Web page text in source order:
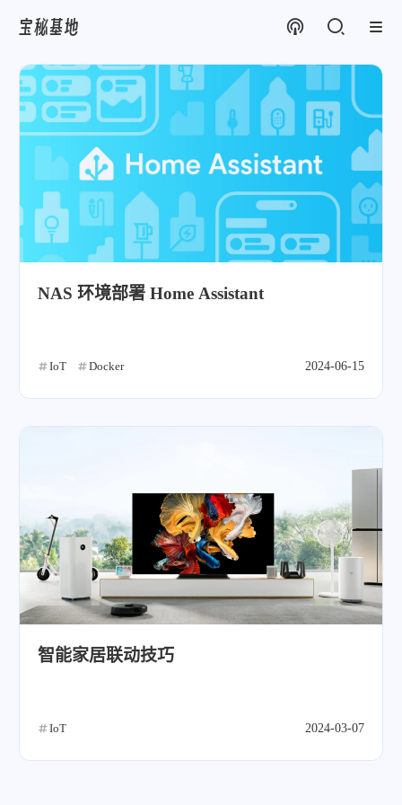
微信 支付宝
宝秘基地
NAS 环境部署 Home Assistant
IoT Docker 2024-06-15
智能家居联动技巧
IoT 2024-03-07